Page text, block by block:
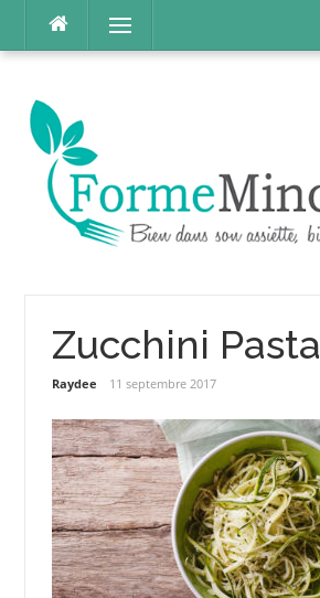
contenu
Menu
Zucchini Pasta
Raydee 11 septembre 2017